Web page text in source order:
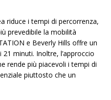
riduce i tempi di percorrenza,
prevedibile la mobilità
e Beverly Hills offre un
minuti. Inoltre, l’approccio
rende più piacevoli i tempi di
piuttosto che un